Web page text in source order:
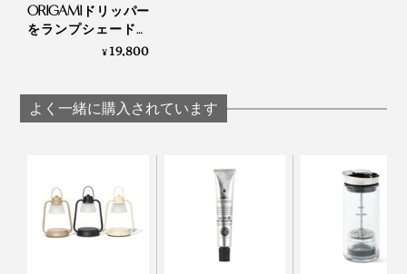
ともに、原材料は天然由来の大豆ロウ「ソイワックス」
100%。石油由来のものとは違い、燃焼時に有害な物質
を含んだススなどが出にくいと言われています。
ORIGAMIドリッパー
をランプシェードに
した「キャンドルウ
¥19,800
よく一緒に購入されています